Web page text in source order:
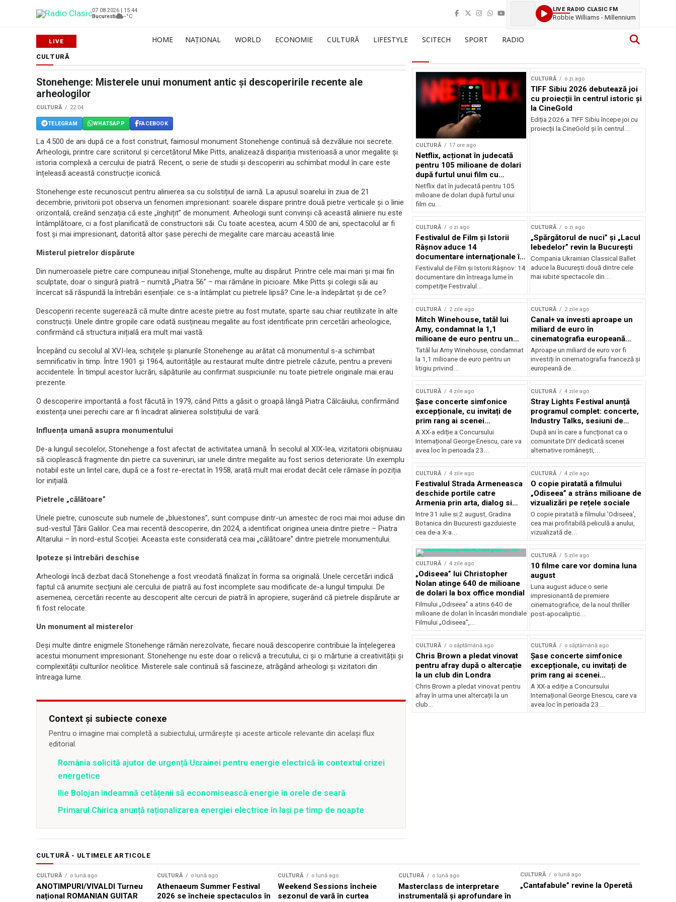
07.08.2026 | 15:44
Bucuresti
--°C
LIVE RADIO CLASIC FM
Robbie Williams - Millennium
HOME NAȚIONAL WORLD ECONOMIE CULTURĂ LIFESTYLE SCITECH SPORT RADIO
CULTURĂ
Stonehenge: Misterele unui monument antic și descoperirile recente ale
arheologilor
CULTURĂ 22:04
TELEGRAM WHATSAPP FACEBOOK
La 4.500 de ani după ce a fost construit, faimosul monument Stonehenge continuă să dezvăluie noi secrete.
Arheologii, printre care scriitorul și cercetătorul Mike Pitts, analizează dispariția misterioasă a unor megalite și
istoria complexă a cercului de piatră. Recent, o serie de studii și descoperiri au schimbat modul în care este
înțeleasă această construcție iconică.
Stonehenge este recunoscut pentru alinierea sa cu solstițiul de iarnă. La apusul soarelui în ziua de 21
decembrie, privitorii pot observa un fenomen impresionant: soarele dispare printre două pietre verticale și o linie
orizontală, creând senzația că este „înghițit” de monument. Arheologii sunt convinși că această aliniere nu este
întâmplătoare, ci a fost planificată de constructorii săi. Cu toate acestea, acum 4.500 de ani, spectacolul ar fi
fost și mai impresionant, datorită altor șase perechi de megalite care marcau această linie.
Misterul pietrelor dispărute
Din numeroasele pietre care compuneau inițial Stonehenge, multe au dispărut. Printre cele mai mari și mai fin
sculptate, doar o singură piatră – numită „Piatra 56” – mai rămâne în picioare. Mike Pitts și colegii săi au
încercat să răspundă la întrebări esențiale: ce s-a întâmplat cu pietrele lipsă? Cine le-a îndepărtat și de ce?
Descoperiri recente sugerează că multe dintre aceste pietre au fost mutate, sparte sau chiar reutilizate în alte
construcții. Unele dintre gropile care odată susțineau megalite au fost identificate prin cercetări arheologice,
confirmând că structura inițială era mult mai vastă.
Începând cu secolul al XVI-lea, schițele și planurile Stonehenge au arătat că monumentul s-a schimbat
semnificativ în timp. Între 1901 și 1964, autoritățile au restaurat multe dintre pietrele căzute, pentru a preveni
accidentele. În timpul acestor lucrări, săpăturile au confirmat suspiciunile: nu toate pietrele originale mai erau
prezente.
O descoperire importantă a fost făcută în 1979, când Pitts a găsit o groapă lângă Piatra Călcâiului, confirmând
existența unei perechi care ar fi încadrat alinierea solstițiului de vară.
Influența umană asupra monumentului
De-a lungul secolelor, Stonehenge a fost afectat de activitatea umană. În secolul al XIX-lea, vizitatorii obișnuiau
să cioplească fragmente din pietre ca suveniruri, iar unele dintre megalite au fost serios deteriorate. Un exemplu
notabil este un lintel care, după ce a fost re-erectat în 1958, arată mult mai erodat decât cele rămase în poziția
lor inițială.
Pietrele „călătoare”
Unele pietre, cunoscute sub numele de „bluestones”, sunt compuse dintr-un amestec de roci mai moi aduse din
sud-vestul Țării Galilor. Cea mai recentă descoperire, din 2024, a identificat originea uneia dintre pietre – Piatra
Altarului – în nord-estul Scoției. Aceasta este considerată cea mai „călătoare” dintre pietrele monumentului.
Ipoteze și întrebări deschise
Arheologii încă dezbat dacă Stonehenge a fost vreodată finalizat în forma sa originală. Unele cercetări indică
faptul că anumite secțiuni ale cercului de piatră au fost incomplete sau modificate de-a lungul timpului. De
asemenea, cercetări recente au descoperit alte cercuri de piatră în apropiere, sugerând că pietrele dispărute ar
fi fost relocate.
Un monument al misterelor
Deși multe dintre enigmele Stonehenge rămân nerezolvate, fiecare nouă descoperire contribuie la înțelegerea
acestui monument impresionant. Stonehenge nu este doar o relicvă a trecutului, ci și o mărturie a creativității și
complexității culturilor neolitice. Misterele sale continuă să fascineze, atrăgând arheologi și vizitatori din
întreaga lume.
Context și subiecte conexe
Pentru o imagine mai completă a subiectului, urmărește și aceste articole relevante din același flux
editorial.
România solicită ajutor de urgență Ucrainei pentru energie electrică în contextul crizei
energetice
Ilie Bolojan îndeamnă cetățenii să economisească energie în orele de seară
Primarul Chirica anunță raționalizarea energiei electrice în Iași pe timp de noapte
CULTURĂ 17 ore ago
Netflix, acționat în judecată
pentru 105 milioane de dolari
după furtul unui film cu
Nicolas Cage
Netflix dat în judecată pentru 105
milioane de dolari după furtul unui
film cu...
CULTURĂ o zi ago
TIFF Sibiu 2026 debutează joi
cu proiecții în centrul istoric și
la CineGold
Ediția 2026 a TIFF Sibiu începe joi cu
proiecții la CineGold și în centrul...
CULTURĂ o zi ago
Festivalul de Film şi Istorii
Râşnov aduce 14
documentare internaţionale în
premieră
Festivalul de Film şi Istorii Râşnov: 14
documentare din întreaga lume în
competiţie Festivalul...
CULTURĂ o zi ago
„Spărgătorul de nuci” și „Lacul
lebedelor” revin la București
Compania Ukrainian Classical Ballet
aduce la București două dintre cele
mai iubite spectacole din...
CULTURĂ 2 zile ago
Mitch Winehouse, tatăl lui
Amy, condamnat la 1,1
milioane de euro pentru un
litigiu pierdut
Tatăl lui Amy Winehouse, condamnat
la 1,1 milioane de euro pentru un
litigiu privind...
CULTURĂ 2 zile ago
Canal+ va investi aproape un
miliard de euro în
cinematografia europeană
până în 2032
Aproape un miliard de euro vor fi
investiți în cinematografia franceză și
europeană de...
CULTURĂ 4 zile ago
Șase concerte simfonice
excepționale, cu invitați de
prim rang ai scenei
internaționale și ansambluri
orchestrale românești de
prestigiu, în programul
Concursului Enescu 2026
A XX-a ediție a Concursului
Internațional George Enescu, care va
avea loc în perioada 23...
CULTURĂ 4 zile ago
Stray Lights Festival anunță
programul complet: concerte,
Industry Talks, sesiuni de
audiție și noi opțiuni de
participare pentru public
După ani în care a funcționat ca o
comunitate DIY dedicată scenei
alternative românești,...
CULTURĂ 4 zile ago
Festivalul Strada Armeneasca
deschide portile catre
Armenia prin arta, dialog si
patrimoniu, intre 31 iulie si 2
august, la Gradina Botanica din
Bucuresti
Intre 31 iulie si 2 august, Gradina
Botanica din Bucuresti gazduieste
cea de-a X-a...
CULTURĂ 4 zile ago
O copie piratată a filmului
„Odiseea” a strâns milioane de
vizualizări pe rețele sociale
O copie piratată a filmului 'Odiseea',
cea mai profitabilă peliculă a anului,
vizualizată de...
CULTURĂ 4 zile ago
„Odiseea” lui Christopher
Nolan atinge 640 de milioane
de dolari la box office mondial
Filmului „Odiseea” a atins 640 de
milioane de dolari în încasări mondiale
Filmului „Odiseea”,...
CULTURĂ 5 zile ago
10 filme care vor domina luna
august
Luna august aduce o serie
impresionantă de premiere
cinematografice, de la noul thriller
post-apocaliptic...
CULTURĂ o săptămână ago
Chris Brown a pledat vinovat
pentru afray după o altercație
la un club din Londra
Chris Brown a pledat vinovat pentru
afray în urma unei altercații la un
club...
CULTURĂ o săptămână ago
Șase concerte simfonice
excepționale, cu invitați de
prim rang ai scenei
internaționale și ansambluri
orchestrale românești de
prestigiu, în programul
Concursului Enescu 2026
A XX-a ediție a Concursului
Internațional George Enescu, care va
avea loc în perioada 23...
CULTURĂ - ULTIMELE ARTICOLE
CULTURĂ o lună ago
ANOTIMPURI/VIVALDI Turneu
național ROMANIAN GUITAR
CULTURĂ o lună ago
Athenaeum Summer Festival
2026 se încheie spectaculos în
CULTURĂ o lună ago
Weekend Sessions încheie
sezonul de vară în curtea
CULTURĂ o lună ago
Masterclass de interpretare
instrumentală și aprofundare în
CULTURĂ o lună ago
„Cantafabule” revine la Operetă